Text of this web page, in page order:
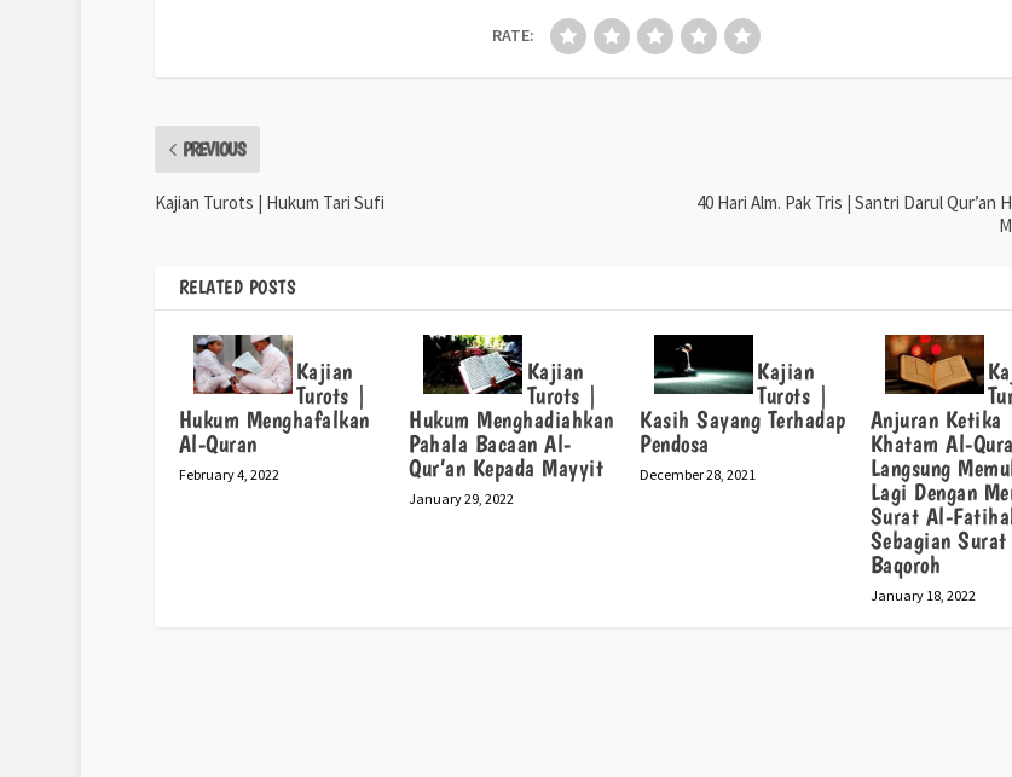
RATE:
PREVIOUS
Kajian Turots | Hukum Tari Sufi
40 Hari Alm. Pak Tris | Santri Darul Qur’an
RELATED POSTS
Kajian
Turots |
Hukum Menghafalkan
Al-Quran
February 4, 2022
Kajian
Turots |
Hukum Menghadiahkan
Pahala Bacaan Al-
Qur’an Kepada Mayyit
January 29, 2022
Kajian
Turots |
Kasih Sayang Terhadap
Pendosa
December 28, 2021
Anjuran Ketika
Khatam Al-
Langsung
Lagi Dengan
Surat Al-
Sebagian
Baqoroh
January 18, 2022